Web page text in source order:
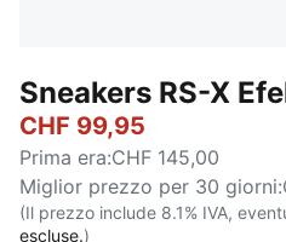
Sneakers RS-X
CHF 99,95
Prima era:CHF 145,00
Miglior prezzo per 30 giorni:
(Il prezzo include 8.1% IVA,
escluse.)